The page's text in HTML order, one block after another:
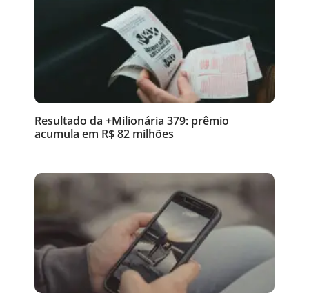
Resultado da +Milionária 379: prêmio
acumula em R$ 82 milhões